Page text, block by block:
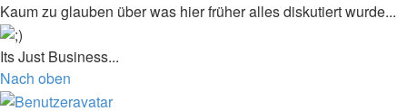
Kaum zu glauben über was hier früher alles diskutiert wurde...
Its Just Business...
Nach oben